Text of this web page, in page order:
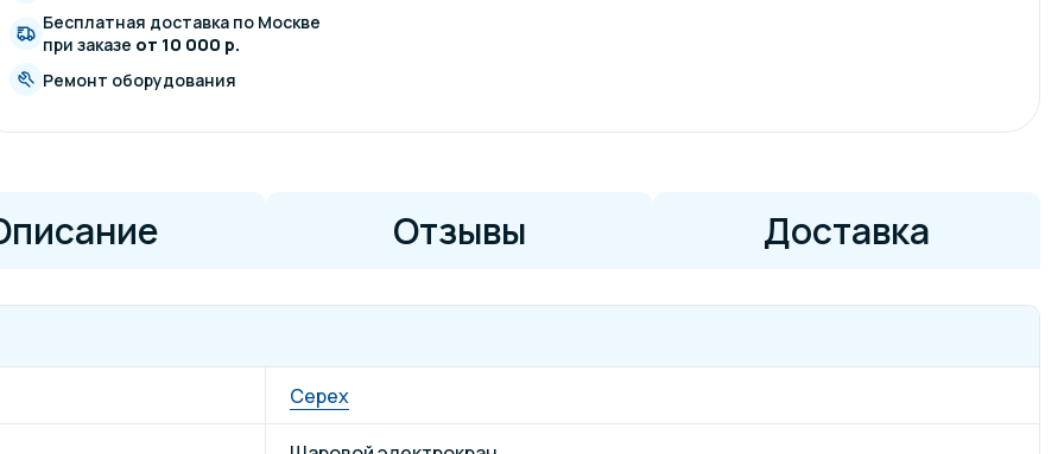
Бесплатная доставка по Москве
при заказе от 10 000 р.
Ремонт оборудования
Отзывы Доставка
Cepex